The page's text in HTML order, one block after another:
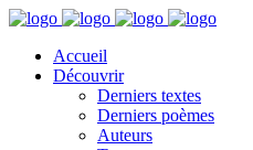
Accueil
Découvrir
Derniers textes
Derniers poèmes
Auteurs